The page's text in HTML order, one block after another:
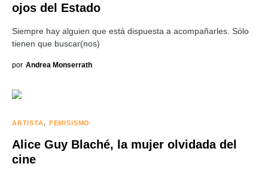
ojos del Estado
Siempre hay alguien que está dispuesta a acompañarles. Sólo
tienen que buscar(nos)
por Andrea Monserrath
ARTISTA FEMISISMO
Alice Guy Blaché, la mujer olvidada del
cine